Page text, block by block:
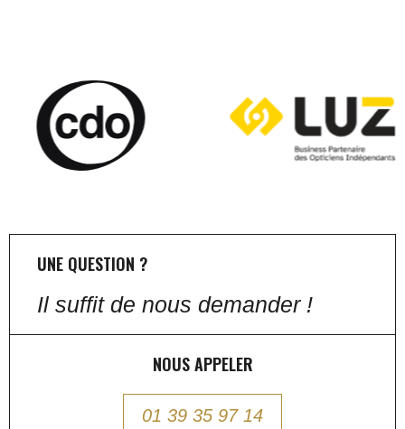
UNE QUESTION ?
Il suffit de nous demander !
NOUS APPELER
01 39 35 97 14